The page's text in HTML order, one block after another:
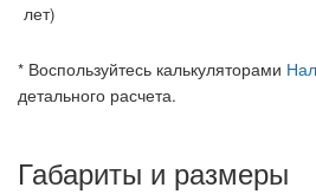
лет)
* Воспользуйтесь калькуляторами
детального расчета.
Габариты и размеры